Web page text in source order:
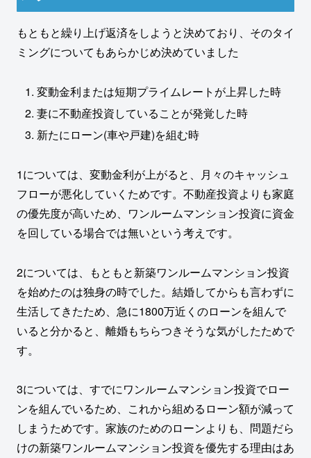
もともと繰り上げ返済をしようと決めており、そのタイ
ミングについてもあらかじめ決めていました
変動金利または短期プライムレートが上昇した時
妻に不動産投資していることが発覚した時
新たにローン(車や戸建)を組む時
1については、変動金利が上がると、月々のキャッシュ
フローが悪化していくためです。不動産投資よりも家庭
の優先度が高いため、ワンルームマンション投資に資金
を回している場合では無いという考えです。
2については、もともと新築ワンルームマンション投資
を始めたのは独身の時でした。結婚してからも言わずに
生活してきたため、急に1800万近くのローンを組んで
いると分かると、離婚もちらつきそうな気がしたためで
す。
3については、すでにワンルームマンション投資でロー
ンを組んでいるため、これから組めるローン額が減って
しまうためです。家族のためのローンよりも、問題だら
けの新築ワンルームマンション投資を優先する理由はあ